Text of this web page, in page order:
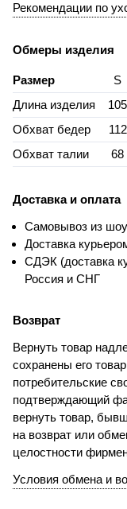
Рекомендации по
Обмеры изделия
Размер S
Длина изделия
105
Обхват бедер
112
Обхват талии
68
Доставка и оплата
Самовывоз из
Доставка
СДЭК (доставка
Россия и СНГ
Возврат
Вернуть товар
сохранены его
потребительские
подтверждающий
вернуть товар,
на возврат или
целостности
Условия обмена и